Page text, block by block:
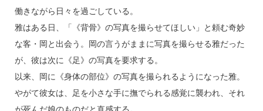
働きながら日々を過ごしている。
雅はある日、「《背骨》の写真を撮らせてほしい」と頼む奇妙
な客・岡と出会う。岡の言うがままに写真を撮らせる雅だった
が、彼は次に《足》の写真を要求する。
以来、岡に《身体の部位》の写真を撮られるようになった雅。
やがて彼女は、足を小さな手に撫でられる感覚に襲われ、それ